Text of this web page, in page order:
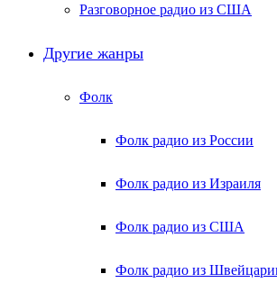
Разговорное радио из США
Другие жанры
Фолк
Фолк радио из России
Фолк радио из Израиля
Фолк радио из США
Фолк радио из